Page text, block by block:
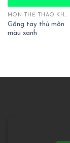
MÔN THỂ THAO KHÁC
Găng tay thủ môn
màu xanh